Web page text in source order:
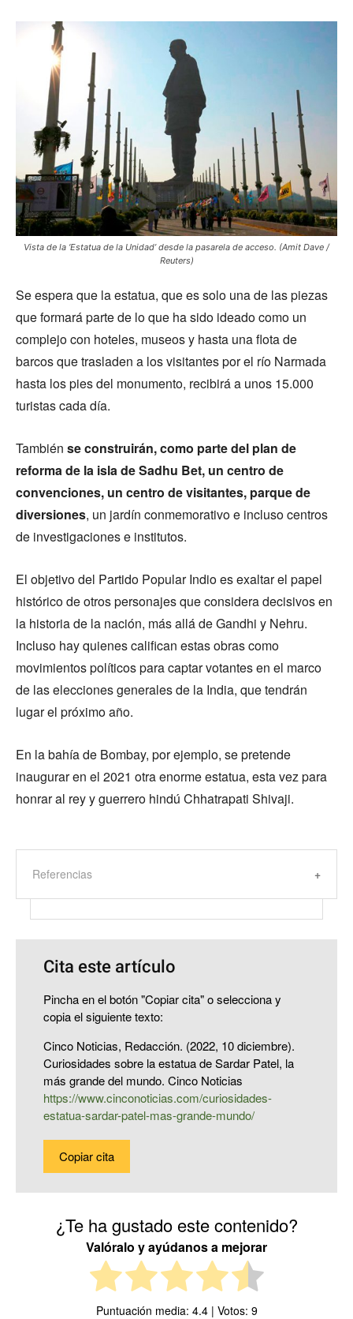
Vista de la ‘Estatua de la Unidad’ desde la pasarela de acceso. (Amit Dave /
Reuters)
Se espera que la estatua, que es solo una de las piezas
que formará parte de lo que ha sido ideado como un
complejo con hoteles, museos y hasta una flota de
barcos que trasladen a los visitantes por el río Narmada
hasta los pies del monumento, recibirá a unos 15.000
turistas cada día.
También se construirán, como parte del plan de
reforma de la isla de Sadhu Bet, un centro de
convenciones, un centro de visitantes, parque de
diversiones, un jardín conmemorativo e incluso centros
de investigaciones e institutos.
El objetivo del Partido Popular Indio es exaltar el papel
histórico de otros personajes que considera decisivos en
la historia de la nación, más allá de Gandhi y Nehru.
Incluso hay quienes califican estas obras como
movimientos políticos para captar votantes en el marco
de las elecciones generales de la India, que tendrán
lugar el próximo año.
En la bahía de Bombay, por ejemplo, se pretende
inaugurar en el 2021 otra enorme estatua, esta vez para
honrar al rey y guerrero hindú Chhatrapati Shivaji.
Referencias
Cita este artículo
Pincha en el botón "Copiar cita" o selecciona y
copia el siguiente texto:
Cinco Noticias, Redacción. (2022, 10 diciembre).
Curiosidades sobre la estatua de Sardar Patel, la
más grande del mundo. Cinco Noticias
https://www.cinconoticias.com/curiosidades-
estatua-sardar-patel-mas-grande-mundo/
Copiar cita
¿Te ha gustado este contenido?
Valóralo y ayúdanos a mejorar
Puntuación media: 4.4| Votos: 9